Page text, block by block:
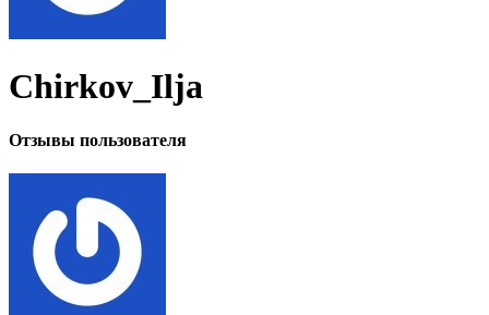
Chirkov_Ilja
Отзывы пользователя